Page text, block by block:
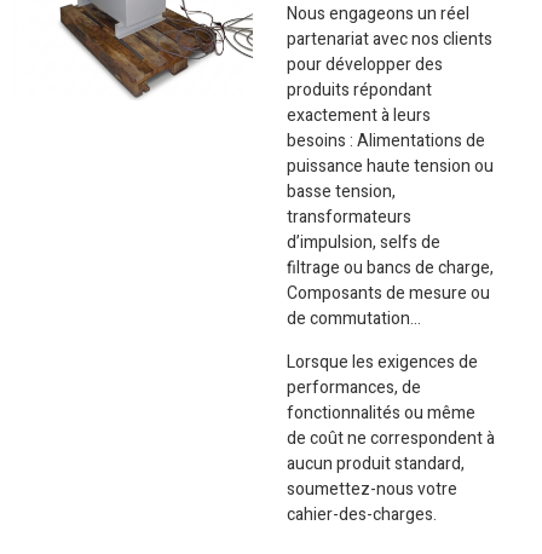
Nous engageons un réel
partenariat avec nos clients
pour développer des
produits répondant
exactement à leurs
besoins : Alimentations de
puissance haute tension ou
basse tension,
transformateurs
d’impulsion, selfs de
filtrage ou bancs de charge,
Composants de mesure ou
de commutation…
Lorsque les exigences de
performances, de
fonctionnalités ou même
de coût ne correspondent à
aucun produit standard,
soumettez-nous votre
cahier-des-charges.